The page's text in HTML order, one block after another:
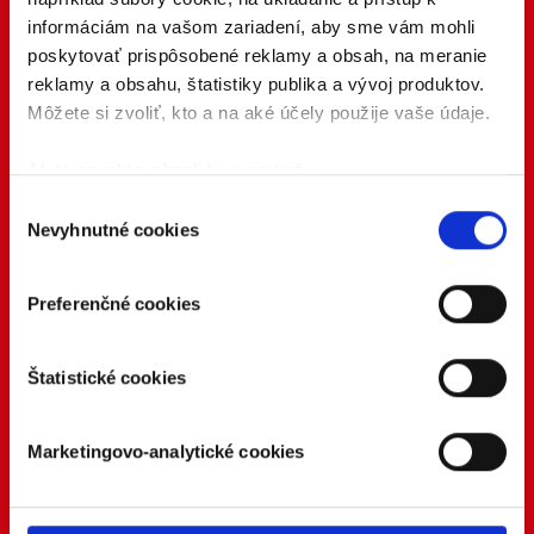
informáciám na vašom zariadení, aby sme vám mohli
poskytovať prispôsobené reklamy a obsah, na meranie
reklamy a obsahu, štatistiky publika a vývoj produktov.
Môžete si zvoliť, kto a na aké účely použije vaše údaje.
Ak to povolíte, chceli by sme tiež:
polohe s presnosťou na niekoľko metrov
skenovaním konkrétnych charakteristík (odtlačky
prstov).
údaje, nájdete v časti s
. Súhlas
nastavením nám udelíte súhlas s využívaním
súhlasu
Nevyhnutné cookies
Preferenčné cookies
Štatistické cookies
Marketingovo-analytické cookies